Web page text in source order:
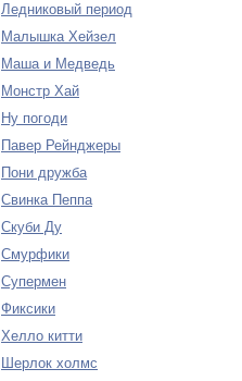
Ледниковый период
Малышка Хейзел
Маша и Медведь
Монстр Хай
Ну погоди
Павер Рейнджеры
Пони дружба
Свинка Пеппа
Скуби Ду
Смурфики
Супермен
Фиксики
Хелло китти
Шерлок холмс